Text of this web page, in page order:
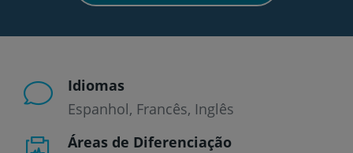
Idiomas
Espanhol Francês Inglês
Áreas de Diferenciação